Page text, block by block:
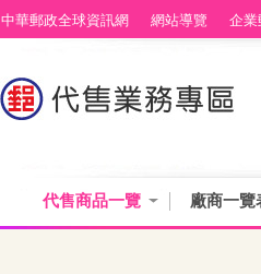
中華郵政全球資訊網 網站導覽 企業
代售商品一覽 廠商一覽